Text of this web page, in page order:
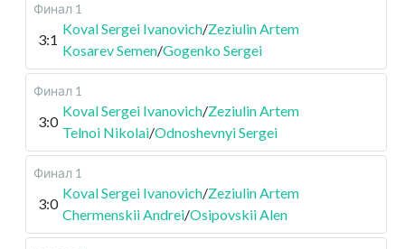
Финал 1
3:1
Koval Sergei Ivanovich/Zeziulin Artem
Kosarev Semen/Gogenko Sergei
Финал 1
3:0
Koval Sergei Ivanovich/Zeziulin Artem
Telnoi Nikolai/Odnoshevnyi Sergei
Финал 1
3:0
Koval Sergei Ivanovich/Zeziulin Artem
Chermenskii Andrei/Osipovskii Alen